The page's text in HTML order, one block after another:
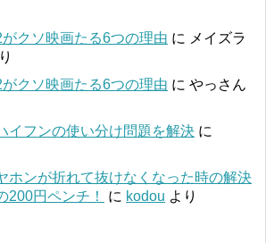
クソ映画たる6つの理由 に メイズラ
クソ映画たる6つの理由 に やっさん
イフンの使い分け問題を解決 に
ホンが折れて抜けなくなった時の解決
200円ペンチ！
に kodou より